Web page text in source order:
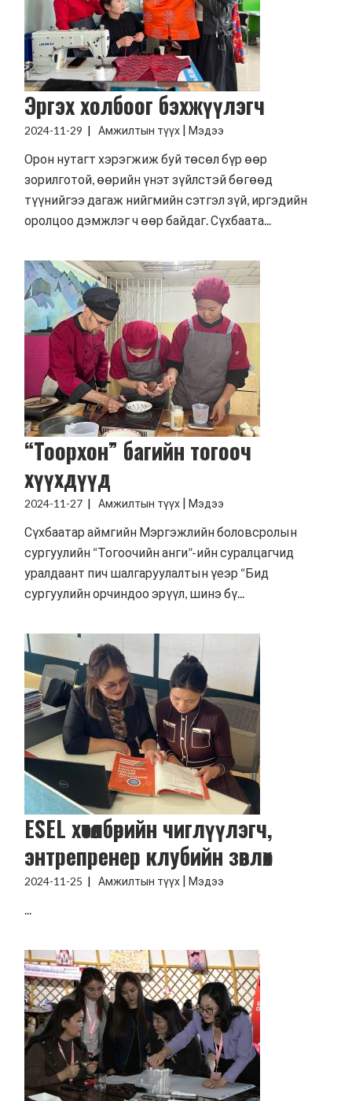
Эргэх холбоог бэхжүүлэгч
2024-11-29 Амжилтын түүх |Мэдээ
Орон нутагт хэрэгжиж буй төсөл бүр өөр
зорилготой, өөрийн үнэт зүйлстэй бөгөөд
түүнийгээ дагаж нийгмийн сэтгэл зүй, иргэдийн
оролцоо дэмжлэг ч өөр байдаг. Сүхбаата...
“Тоорхон” багийн тогооч
хүүхдүүд
2024-11-27 Амжилтын түүх |Мэдээ
Сүхбаатар аймгийн Мэргэжлийн боловсролын
сургуулийн “Тогоочийн анги”-ийн суралцагчид
уралдаант пич шалгаруулалтын үеэр “Бид
сургуулийн орчиндоо эрүүл, шинэ бү...
ESEL хөтөлбөрийн чиглүүлэгч,
энтрепренер клубийн зөвлөх
2024-11-25 Амжилтын түүх |Мэдээ